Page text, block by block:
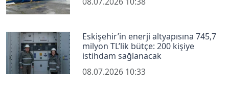
Eskişehir’in enerji altyapısına 745,7
milyon TL’lik bütçe: 200 kişiye
istihdam sağlanacak
08.07.2026 10:33